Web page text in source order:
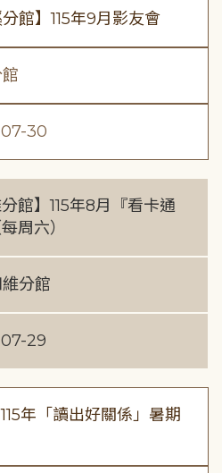
分館】115年9月影友會
30
分館】115年8月『看卡通
周六）
分館
29
115年「讀出好關係」暑期